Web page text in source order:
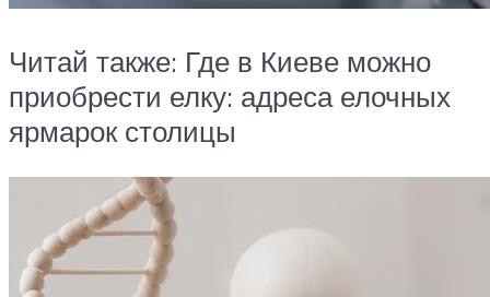
Читай также: Где в Киеве можно
приобрести елку: адреса елочных
ярмарок столицы